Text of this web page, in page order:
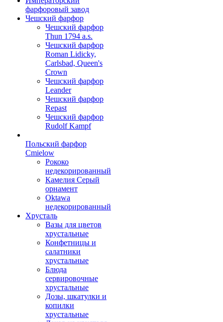
фарфоровый завод
Чешский фарфор
Чешский фарфор
Thun 1794 a.s.
Чешский фарфор
Roman Lidicky,
Carlsbad, Queen's
Crown
Чешский фарфор
Leander
Чешский фарфор
Repast
Чешский фарфор
Rudolf Kampf
Польский фарфор
Сmielow
Рококо
недекорированный
Камелия Серый
орнамент
Oktawa
недекорированный
Хрусталь
Вазы для цветов
хрустальные
Конфетницы и
салатники
хрустальные
Блюда
сервировочные
хрустальные
Дозы, шкатулки и
копилки
хрустальные